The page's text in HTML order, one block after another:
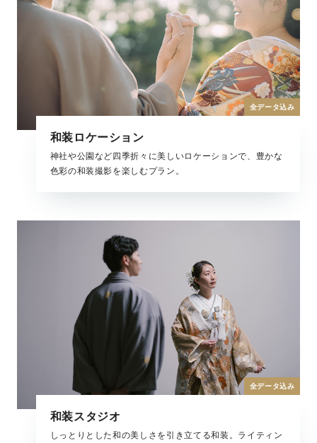
和装ロケーション
神社や公園など四季折々に美しいロケーションで、豊かな
色彩の和装撮影を楽しむプラン。
全データ込み
和装スタジオ
しっとりとした和の美しさを引き立てる和装。ライティン
全データ込み